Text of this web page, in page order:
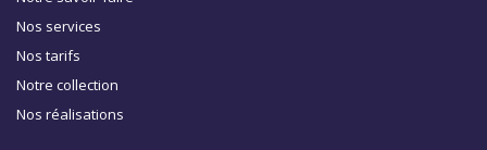
Nos services
Nos tarifs
Notre collection
Nos réalisations